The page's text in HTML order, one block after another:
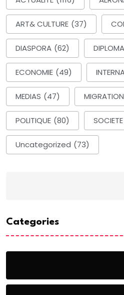
ART& CULTURE (37)
DIASPORA (62)
ECONOMIE (49)
MEDIAS (47)
POLITIQUE (80) SOCIETE
Uncategorized (73)
Categories